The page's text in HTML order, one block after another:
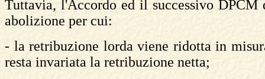
Tuttavia, l'Accordo ed il successivo
abolizione per cui:
- la retribuzione lorda viene ridotta in
resta invariata la retribuzione netta;